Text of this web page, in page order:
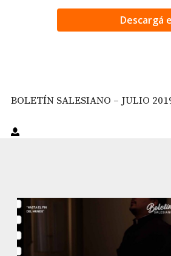
Descargá
BOLETÍN SALESIANO – JULIO